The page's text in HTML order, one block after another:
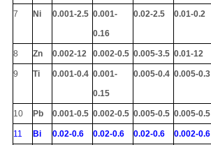
7 Ni 0.001-2.5 0.001-
0.16
0.02-2.5 0.01-0.2
8 Zn 0.002-12 0.002-0.5 0.005-3.5 0.01-12
9 Ti 0.001-0.4 0.001-
0.15
0.005-0.4 0.005-0.3
10 Pb 0.001-0.5 0.002-0.5 0.005-0.5 0.005-0.5
11 Bi 0.02-0.6 0.02-0.6 0.02-0.6 0.002-0.6